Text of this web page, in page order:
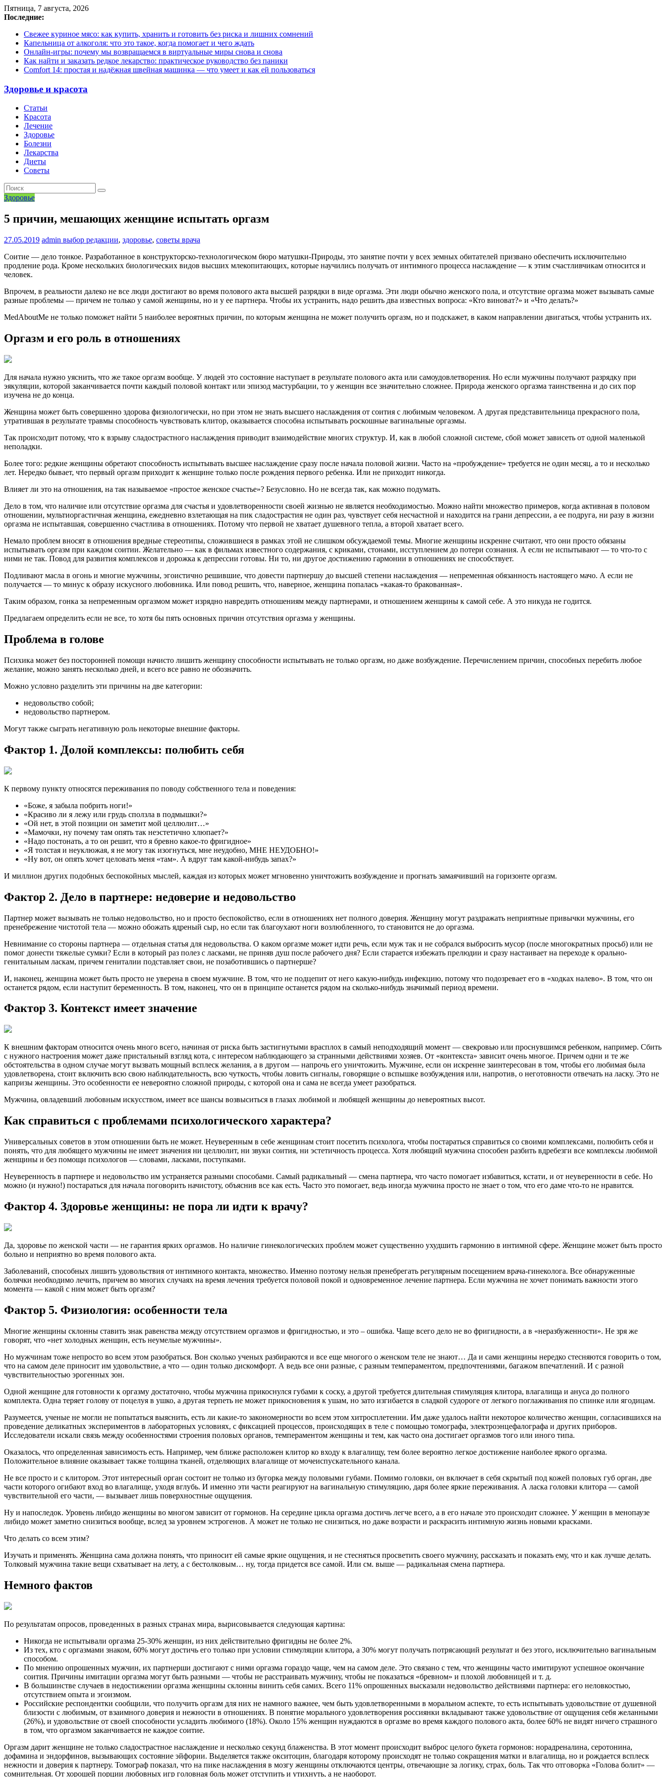
Пятница, 7 августа, 2026
Последние:
Свежее куриное мясо: как купить, хранить и готовить без риска и лишних сомнений
Капельница от алкоголя: что это такое, когда помогает и чего ждать
Онлайн-игры: почему мы возвращаемся в виртуальные миры снова и снова
Как найти и заказать редкое лекарство: практическое руководство без паники
Comfort 14: простая и надёжная швейная машинка — что умеет и как ей пользоваться
Здоровье и красота
Статьи
Красота
Лечение
Здоровье
Болезни
Лекарства
Диеты
Советы
Здоровье
5 причин, мешающих женщине испытать оргазм
27.05.2019 admin выбор редакции, здоровье, советы врача
Соитие — дело тонкое. Разработанное в конструкторско-технологическом бюро матушки-Природы, это занятие почти у всех земных обитателей призвано обеспечить исключительно
продление рода. Кроме нескольких биологических видов высших млекопитающих, которые научились получать от интимного процесса наслаждение — к этим счастливчикам относится и
человек.
Впрочем, в реальности далеко не все люди достигают во время полового акта высшей разрядки в виде оргазма. Эти люди обычно женского пола, и отсутствие оргазма может вызывать самые
разные проблемы — причем не только у самой женщины, но и у ее партнера. Чтобы их устранить, надо решить два известных вопроса: «Кто виноват?» и «Что делать?»
MedAboutMe не только поможет найти 5 наиболее вероятных причин, по которым женщина не может получить оргазм, но и подскажет, в каком направлении двигаться, чтобы устранить их.
Оргазм и его роль в отношениях
Для начала нужно уяснить, что же такое оргазм вообще. У людей это состояние наступает в результате полового акта или самоудовлетворения. Но если мужчины получают разрядку при
эякуляции, которой заканчивается почти каждый половой контакт или эпизод мастурбации, то у женщин все значительно сложнее. Природа женского оргазма таинственна и до сих пор
изучена не до конца.
Женщина может быть совершенно здорова физиологически, но при этом не знать высшего наслаждения от соития с любимым человеком. А другая представительница прекрасного пола,
утратившая в результате травмы способность чувствовать клитор, оказывается способна испытывать роскошные вагинальные оргазмы.
Так происходит потому, что к взрыву сладострастного наслаждения приводит взаимодействие многих структур. И, как в любой сложной системе, сбой может зависеть от одной маленькой
неполадки.
Более того: редкие женщины обретают способность испытывать высшее наслаждение сразу после начала половой жизни. Часто на «пробуждение» требуется не один месяц, а то и несколько
лет. Нередко бывает, что первый оргазм приходит к женщине только после рождения первого ребенка. Или не приходит никогда.
Влияет ли это на отношения, на так называемое «простое женское счастье»? Безусловно. Но не всегда так, как можно подумать.
Дело в том, что наличие или отсутствие оргазма для счастья и удовлетворенности своей жизнью не является необходимостью. Можно найти множество примеров, когда активная в половом
отношении, мультиоргастичная женщина, ежедневно взлетающая на пик сладострастия не один раз, чувствует себя несчастной и находится на грани депрессии, а ее подруга, ни разу в жизни
оргазма не испытавшая, совершенно счастлива в отношениях. Потому что первой не хватает душевного тепла, а второй хватает всего.
Немало проблем вносят в отношения вредные стереотипы, сложившиеся в рамках этой не слишком обсуждаемой темы. Многие женщины искренне считают, что они просто обязаны
испытывать оргазм при каждом соитии. Желательно — как в фильмах известного содержания, с криками, стонами, исступлением до потери сознания. А если не испытывают — то что-то с
ними не так. Повод для развития комплексов и дорожка к депрессии готовы. Ни то, ни другое достижению гармонии в отношениях не способствует.
Подливают масла в огонь и многие мужчины, эгоистично решившие, что довести партнершу до высшей степени наслаждения — непременная обязанность настоящего мачо. А если не
получается — то минус к образу искусного любовника. Или повод решить, что, наверное, женщина попалась «какая-то бракованная».
Таким образом, гонка за непременным оргазмом может изрядно навредить отношениям между партнерами, и отношением женщины к самой себе. А это никуда не годится.
Предлагаем определить если не все, то хотя бы пять основных причин отсутствия оргазма у женщины.
Проблема в голове
Психика может без посторонней помощи начисто лишить женщину способности испытывать не только оргазм, но даже возбуждение. Перечислением причин, способных перебить любое
желание, можно занять несколько дней, и всего все равно не обозначить.
Можно условно разделить эти причины на две категории:
недовольство собой;
недовольство партнером.
Могут также сыграть негативную роль некоторые внешние факторы.
Фактор 1. Долой комплексы: полюбить себя
К первому пункту относятся переживания по поводу собственного тела и поведения:
«Боже, я забыла побрить ноги!»
«Красиво ли я лежу или грудь сползла в подмышки?»
«Ой нет, в этой позиции он заметит мой целлюлит…»
«Мамочки, ну почему там опять так неэстетично хлюпает?»
«Надо постонать, а то он решит, что я бревно какое-то фригидное»
«Я толстая и неуклюжая, я не могу так изогнуться, мне неудобно, МНЕ НЕУДОБНО!»
«Ну вот, он опять хочет целовать меня «там». А вдруг там какой-нибудь запах?»
И миллион других подобных беспокойных мыслей, каждая из которых может мгновенно уничтожить возбуждение и прогнать замаячивший на горизонте оргазм.
Фактор 2. Дело в партнере: недоверие и недовольство
Партнер может вызывать не только недовольство, но и просто беспокойство, если в отношениях нет полного доверия. Женщину могут раздражать неприятные привычки мужчины, его
пренебрежение чистотой тела — можно обожать ядреный сыр, но если так благоухают ноги возлюбленного, то становится не до оргазма.
Невнимание со стороны партнера — отдельная статья для недовольства. О каком оргазме может идти речь, если муж так и не собрался выбросить мусор (после многократных просьб) или не
помог донести тяжелые сумки? Если в который раз полез с ласками, не приняв душ после рабочего дня? Если старается избежать прелюдии и сразу настаивает на переходе к орально-
генитальным ласкам, причем гениталии подставляет свои, не позаботившись о партнерше?
И, наконец, женщина может быть просто не уверена в своем мужчине. В том, что не подцепит от него какую-нибудь инфекцию, потому что подозревает его в «ходках налево». В том, что он
останется рядом, если наступит беременность. В том, наконец, что он в принципе останется рядом на сколько-нибудь значимый период времени.
Фактор 3. Контекст имеет значение
К внешним факторам относится очень много всего, начиная от риска быть застигнутыми врасплох в самый неподходящий момент — свекровью или проснувшимся ребенком, например. Сбить
с нужного настроения может даже пристальный взгляд кота, с интересом наблюдающего за странными действиями хозяев. От «контекста» зависит очень многое. Причем одни и те же
обстоятельства в одном случае могут вызвать мощный всплеск желания, а в другом — напрочь его уничтожить. Мужчине, если он искренне заинтересован в том, чтобы его любимая была
удовлетворена, стоит включить всю свою наблюдательность, всю чуткость, чтобы ловить сигналы, говорящие о вспышке возбуждения или, напротив, о неготовности отвечать на ласку. Это не
капризы женщины. Это особенности ее невероятно сложной природы, с которой она и сама не всегда умеет разобраться.
Мужчина, овладевший любовным искусством, имеет все шансы возвыситься в глазах любимой и любящей женщины до невероятных высот.
Как справиться с проблемами психологического характера?
Универсальных советов в этом отношении быть не может. Неуверенным в себе женщинам стоит посетить психолога, чтобы постараться справиться со своими комплексами, полюбить себя и
понять, что для любящего мужчины не имеет значения ни целлюлит, ни звуки соития, ни эстетичность процесса. Хотя любящий мужчина способен разбить вдребезги все комплексы любимой
женщины и без помощи психологов — словами, ласками, поступками.
Неуверенность в партнере и недовольство им устраняется разными способами. Самый радикальный — смена партнера, что часто помогает избавиться, кстати, и от неуверенности в себе. Но
можно (и нужно!) постараться для начала поговорить начистоту, объяснив все как есть. Часто это помогает, ведь иногда мужчина просто не знает о том, что его даме что-то не нравится.
Фактор 4. Здоровье женщины: не пора ли идти к врачу?
Да, здоровье по женской части — не гарантия ярких оргазмов. Но наличие гинекологических проблем может существенно ухудшить гармонию в интимной сфере. Женщине может быть просто
больно и неприятно во время полового акта.
Заболеваний, способных лишить удовольствия от интимного контакта, множество. Именно поэтому нельзя пренебрегать регулярным посещением врача-гинеколога. Все обнаруженные
болячки необходимо лечить, причем во многих случаях на время лечения требуется половой покой и одновременное лечение партнера. Если мужчина не хочет понимать важности этого
момента — какой с ним может быть оргазм?
Фактор 5. Физиология: особенности тела
Многие женщины склонны ставить знак равенства между отсутствием оргазмов и фригидностью, и это – ошибка. Чаще всего дело не во фригидности, а в «неразбуженности». Не зря же
говорят, что «нет холодных женщин, есть неумелые мужчины».
Но мужчинам тоже непросто во всем этом разобраться. Вон сколько ученых разбираются и все еще многого о женском теле не знают… Да и сами женщины нередко стесняются говорить о том,
что на самом деле приносит им удовольствие, а что — один только дискомфорт. А ведь все они разные, с разным темпераментом, предпочтениями, багажом впечатлений. И с разной
чувствительностью эрогенных зон.
Одной женщине для готовности к оргазму достаточно, чтобы мужчина прикоснулся губами к соску, а другой требуется длительная стимуляция клитора, влагалища и ануса до полного
комплекта. Одна теряет голову от поцелуя в ушко, а другая терпеть не может прикосновения к ушам, но зато изгибается в сладкой судороге от легкого поглаживания по спинке или ягодицам.
Разумеется, ученые не могли не попытаться выяснить, есть ли какие-то закономерности во всем этом хитросплетении. Им даже удалось найти некоторое количество женщин, согласившихся на
проведение деликатных экспериментов в лабораторных условиях, с фиксацией процессов, происходящих в теле с помощью томографа, электроэнцефалографа и других приборов.
Исследователи искали связь между особенностями строения половых органов, темпераментом женщины и тем, как часто она достигает оргазмов того или иного типа.
Оказалось, что определенная зависимость есть. Например, чем ближе расположен клитор ко входу к влагалищу, тем более вероятно легкое достижение наиболее яркого оргазма.
Положительное влияние оказывает также толщина тканей, отделяющих влагалище от мочеиспускательного канала.
Не все просто и с клитором. Этот интересный орган состоит не только из бугорка между половыми губами. Помимо головки, он включает в себя скрытый под кожей половых губ орган, две
части которого огибают вход во влагалище, уходя вглубь. И именно эти части реагируют на вагинальную стимуляцию, даря более яркие переживания. А ласка головки клитора — самой
чувствительной его части, — вызывает лишь поверхностные ощущения.
Ну и напоследок. Уровень либидо женщины во многом зависит от гормонов. На середине цикла оргазма достичь легче всего, а в его начале это происходит сложнее. У женщин в менопаузе
либидо может заметно снизиться вообще, вслед за уровнем эстрогенов. А может не только не снизиться, но даже возрасти и раскрасить интимную жизнь новыми красками.
Что делать со всем этим?
Изучать и применять. Женщина сама должна понять, что приносит ей самые яркие ощущения, и не стесняться просветить своего мужчину, рассказать и показать ему, что и как лучше делать.
Толковый мужчина такие вещи схватывает на лету, а с бестолковым… ну, тогда придется все самой. Или см. выше — радикальная смена партнера.
Немного фактов
По результатам опросов, проведенных в разных странах мира, вырисовывается следующая картина:
Никогда не испытывали оргазма 25-30% женщин, из них действительно фригидны не более 2%.
Из тех, кто с оргазмами знаком, 60% могут достичь его только при условии стимуляции клитора, а 30% могут получать потрясающий результат и без этого, исключительно вагинальным
способом.
По мнению опрошенных мужчин, их партнерши достигают с ними оргазма гораздо чаще, чем на самом деле. Это связано с тем, что женщины часто имитируют успешное окончание
соития. Причины имитации оргазма могут быть разными — чтобы не расстраивать мужчину, чтобы не показаться «бревном» и плохой любовницей и т. д.
В большинстве случаев в недостижении оргазма женщины склонны винить себя самих. Всего 11% опрошенных высказали недовольство действиями партнера: его неловкостью,
отсутствием опыта и эгоизмом.
Российские респондентки сообщили, что получить оргазм для них не намного важнее, чем быть удовлетворенными в моральном аспекте, то есть испытывать удовольствие от душевной
близости с любимым, от взаимного доверия и нежности в отношениях. В понятие морального удовлетворения россиянки вкладывают также удовольствие от ощущения себя желанными
(26%), и удовольствие от своей способности усладить любимого (18%). Около 15% женщин нуждаются в оргазме во время каждого полового акта, более 60% не видят ничего страшного
в том, что оргазмом заканчивается не каждое соитие.
Оргазм дарит женщине не только сладострастное наслаждение и несколько секунд блаженства. В этот момент происходит выброс целого букета гормонов: норадреналина, серотонина,
дофамина и эндорфинов, вызывающих состояние эйфории. Выделяется также окситоцин, благодаря которому происходят не только сокращения матки и влагалища, но и рождается всплеск
нежности и доверия к партнеру. Томограф показал, что на пике наслаждения в мозгу женщины отключаются центры, отвечающие за логику, страх, боль. Так что отговорка «Голова болит» —
сомнительная. От хорошей порции любовных игр головная боль может отступить и утихнуть, а не наоборот.